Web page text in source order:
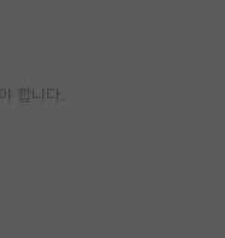
합니다.